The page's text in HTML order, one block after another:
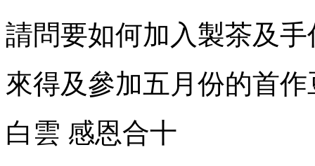
請問要如何加入製茶及
來得及參加五月份的首作
白雲 感恩合十